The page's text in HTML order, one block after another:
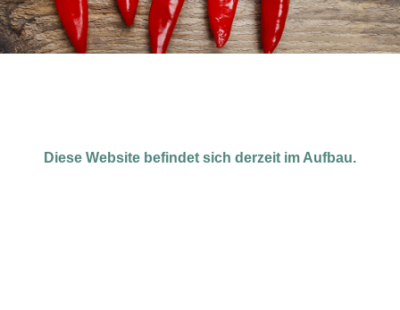
Diese Website befindet sich derzeit im Aufbau.